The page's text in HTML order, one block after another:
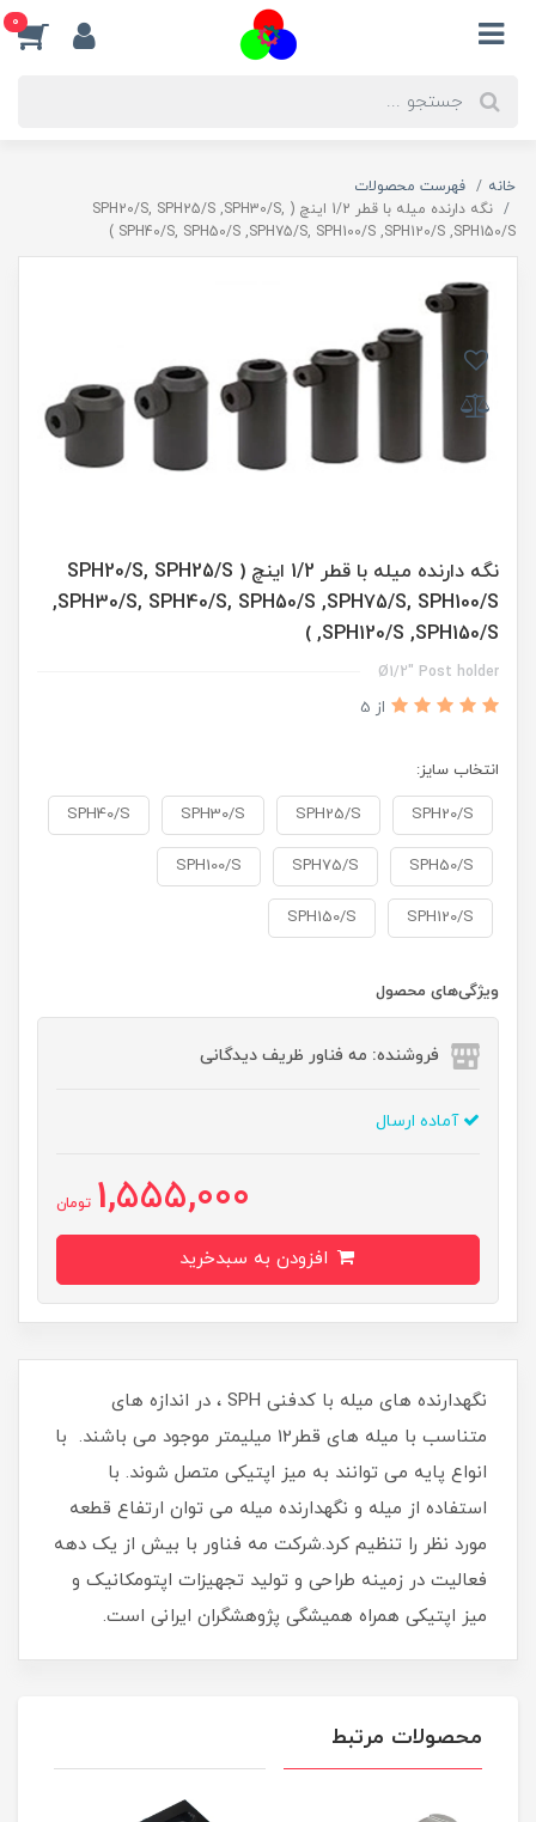
0
خانه
فهرست محصولات
نگه دارنده میله با قطر 1/2 اینچ ( SPH20/S, SPH25/S ,SPH30/S,
SPH40/S, SPH50/S ,SPH75/S, SPH100/S ,SPH120/S ,SPH150/S )
نگه دارنده میله با قطر 1/2 اینچ ( SPH20/S, SPH25/S
,SPH30/S, SPH40/S, SPH50/S ,SPH75/S, SPH100/S
,SPH120/S ,SPH150/S )
Ø1/2" Post holder
از 5
انتخاب سایز:
SPH20/S
SPH25/S
SPH30/S
SPH40/S
SPH50/S
SPH75/S
SPH100/S
SPH120/S
SPH150/S
ویژگی‌های محصول
فروشنده: مه فناور ظریف دیدگانی
آماده ارسال
1,555,000 تومان
نگه‏دارنده‏ های میله با کدفنی SPH ، در اندازه‏ های
متناسب با میله ‏های قطر12 میلیمتر موجود می‏ باشند. با
انواع پایه می توانند به میز اپتیکی متصل شوند. با
استفاده از میله و نگهدارنده میله می توان ارتفاع قطعه
مورد نظر را تنظیم کرد.شرکت مه فناور با بیش از یک دهه
فعالیت در زمینه طراحی و تولید تجهیزات اپتومکانیک و
میز اپتیکی همراه همیشگی پژوهشگران ایرانی است.
محصولات مرتبط